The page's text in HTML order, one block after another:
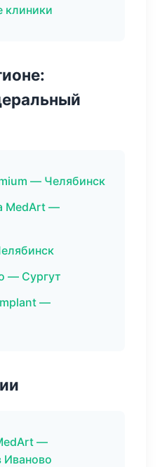
клиники
— Челябинск
MedArt —
— Сургут
—
—
Иваново